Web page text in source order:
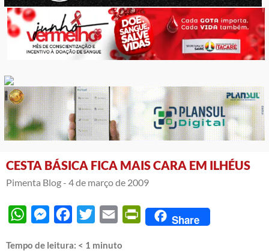
CESTA BÁSICA FICA MAIS CARA EM ILHÉUS
Pimenta Blog - 4 de março de 2009
WhatsAppMessengerFacebook
Twitter Email PrintFriendly
Share
Tempo de leitura: < 1 minuto